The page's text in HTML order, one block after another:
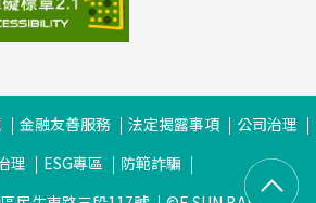
金融友善服務 法定揭露事項
公司治理
理
ESG專區
防範詐騙